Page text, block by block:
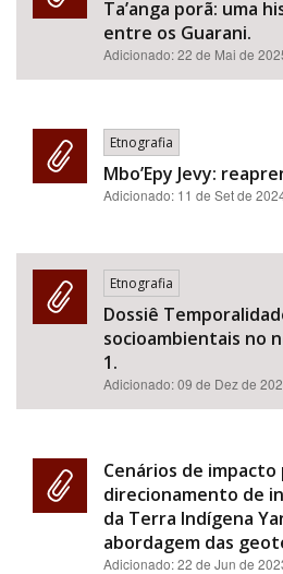
Área de Levantamento
Área Protegida
Ta’anga porã: uma
entre os Guarani.
Adicionado:22 de Mai de
Etnografia
Mbo’Epy Jevy:
Adicionado: 11 de Set de
Etnografia
Dossiê
socioambientais no
1.
Adicionado:09 de Dez de
Cenários de impacto
direcionamento de
da Terra Indígena
abordagem das
Adicionado:22 de Jun de